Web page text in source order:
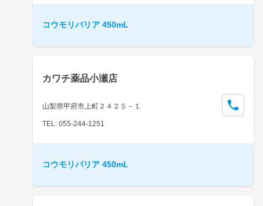
コウモリバリア 450mL
カワチ薬品小瀬店
山梨県甲府市上町２４２５－１
TEL: 055-244-1251
コウモリバリア 450mL